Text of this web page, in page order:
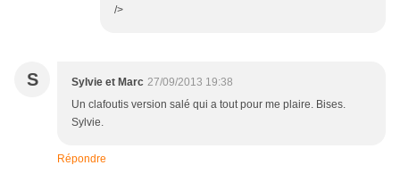
/>
S Sylvie et Marc 27/09/2013 19:38
Un clafoutis version salé qui a tout pour me plaire. Bises.
Sylvie.
Répondre